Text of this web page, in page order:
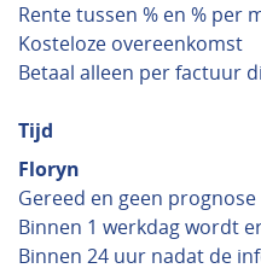
Rente tussen % en % per
Kosteloze overeenkomst
Betaal alleen per factuur
Tijd
Floryn
Gereed en geen
Binnen 1 werkdag wordt
Binnen 24 uur nadat de